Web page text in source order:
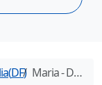
(DF) Maria- Diarista em